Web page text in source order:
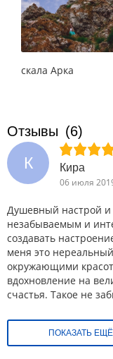
скала Арка
Отзывы (6)
К
Кира
06 июля
Душевный настрой и
незабываемым и
создавать
меня это
окружающими
вдохновление на
счастья. Такое не
ПОКАЗАТЬ ЕЩЁ